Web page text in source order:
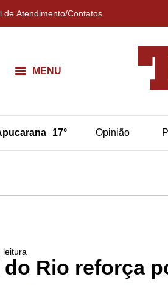
de Atendimento/Contatos
MENU
17° Opinião
leitura
do Rio reforça